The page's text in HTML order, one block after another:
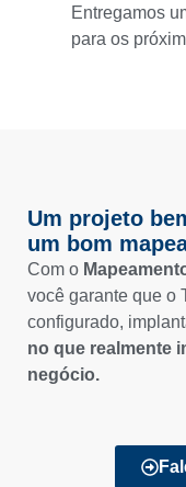
Entregamos
para os
Um projeto
um bom
Com o
você garante que o
configurado,
no que realmente
negócio.